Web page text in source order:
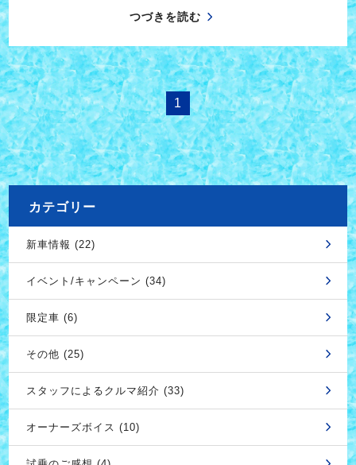
つづきを読む
1
カテゴリー
新車情報 (22)
イベント/キャンペーン (34)
限定車 (6)
その他 (25)
スタッフによるクルマ紹介 (33)
オーナーズボイス (10)